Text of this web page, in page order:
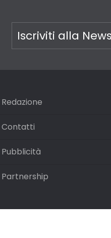
Iscriviti alla
Redazione
Contatti
Pubblicità
Partnership